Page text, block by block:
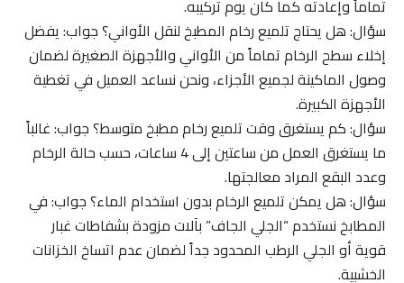
تماماً وإعادته كما كان يوم تركيبه.
سؤال: هل يحتاج تلميع رخام المطبخ لنقل الأواني؟ جواب: يفضل
إخلاء سطح الرخام تماماً من الأواني والأجهزة الصغيرة لضمان
وصول الماكينة لجميع الأجزاء، ونحن نساعد العميل في تغطية
الأجهزة الكبيرة.
سؤال: كم يستغرق وقت تلميع رخام مطبخ متوسط؟ جواب: غالباً
ما يستغرق العمل من ساعتين إلى 4 ساعات، حسب حالة الرخام
وعدد البقع المراد معالجتها.
سؤال: هل يمكن تلميع الرخام بدون استخدام الماء؟ جواب: في
المطابخ نستخدم “الجلي الجاف” بآلات مزودة بشفاطات غبار
قوية أو الجلي الرطب المحدود جداً لضمان عدم اتساخ الخزانات
الخشبية.